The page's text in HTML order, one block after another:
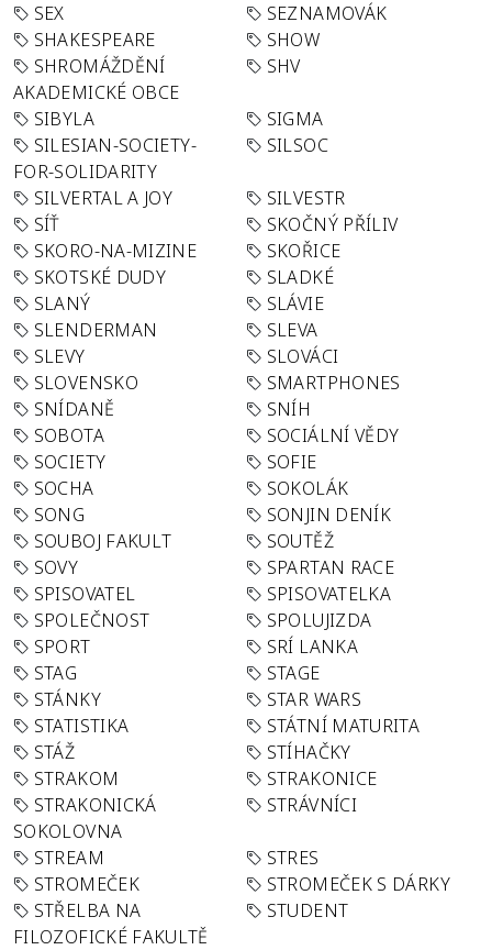
SEX
SEZNAMOVÁK
SHAKESPEARE
SHOW
SHROMÁŽDĚNÍ
AKADEMICKÉ OBCE
SHV
SIBYLA
SIGMA
SILESIAN-SOCIETY-
FOR-SOLIDARITY
SILSOC
SILVERTAL A JOY
SILVESTR
SÍŤ
SKOČNÝ PŘÍLIV
SKORO-NA-MIZINE
SKOŘICE
SKOTSKÉ DUDY
SLADKÉ
SLANÝ
SLÁVIE
SLENDERMAN
SLEVA
SLEVY
SLOVÁCI
SLOVENSKO
SMARTPHONES
SNÍDANĚ
SNÍH
SOBOTA
SOCIÁLNÍ VĚDY
SOCIETY
SOFIE
SOCHA
SOKOLÁK
SONG
SONJIN DENÍK
SOUBOJ FAKULT
SOUTĚŽ
SOVY
SPARTAN RACE
SPISOVATEL
SPISOVATELKA
SPOLEČNOST
SPOLUJIZDA
SPORT
SRÍ LANKA
STAG
STAGE
STÁNKY
STAR WARS
STATISTIKA
STÁTNÍ MATURITA
STÁŽ
STÍHAČKY
STRAKOM
STRAKONICE
STRAKONICKÁ
SOKOLOVNA
STRÁVNÍCI
STREAM
STRES
STROMEČEK
STROMEČEK S DÁRKY
STŘELBA NA
FILOZOFICKÉ FAKULTĚ
STUDENT